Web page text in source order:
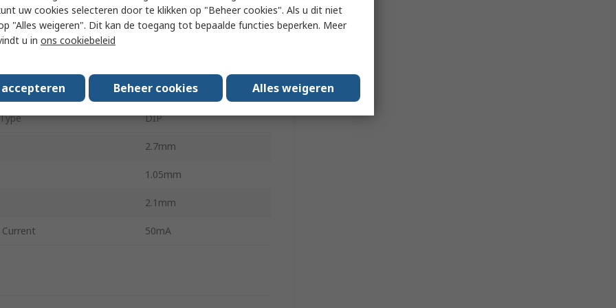
Dark Current 100nA
Sensitivity 120 °
Surface
DIP
2.7mm
1.05mm
2.1mm
50mA
uw cookies selecteren door te klikken op "Beheer cookies". Als u dit niet
"Alles weigeren". Dit kan de toegang tot bepaalde functies beperken. Meer
u in ons cookiebeleid
Beheer cookies Alles weigeren